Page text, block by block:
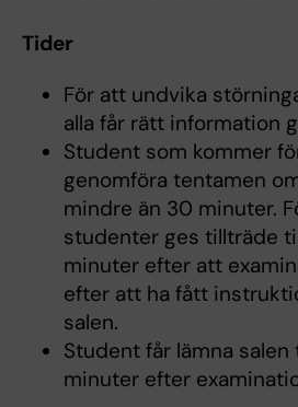
Tider
För att undvika
alla får rätt information
Student som kommer
genomföra tentamen
mindre än 30 minuter.
studenter ges tillträde
minuter efter att
efter att ha fått
salen.
Student får lämna
minuter efter